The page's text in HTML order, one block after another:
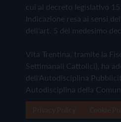
cui al decreto legislativo
Indicazione resa ai sensi
dell'art. 5 del medesimo
Vita Trentina, tramite la
Settimanali Cattolici), ha
dell'Autodisciplina
Autodisciplina della